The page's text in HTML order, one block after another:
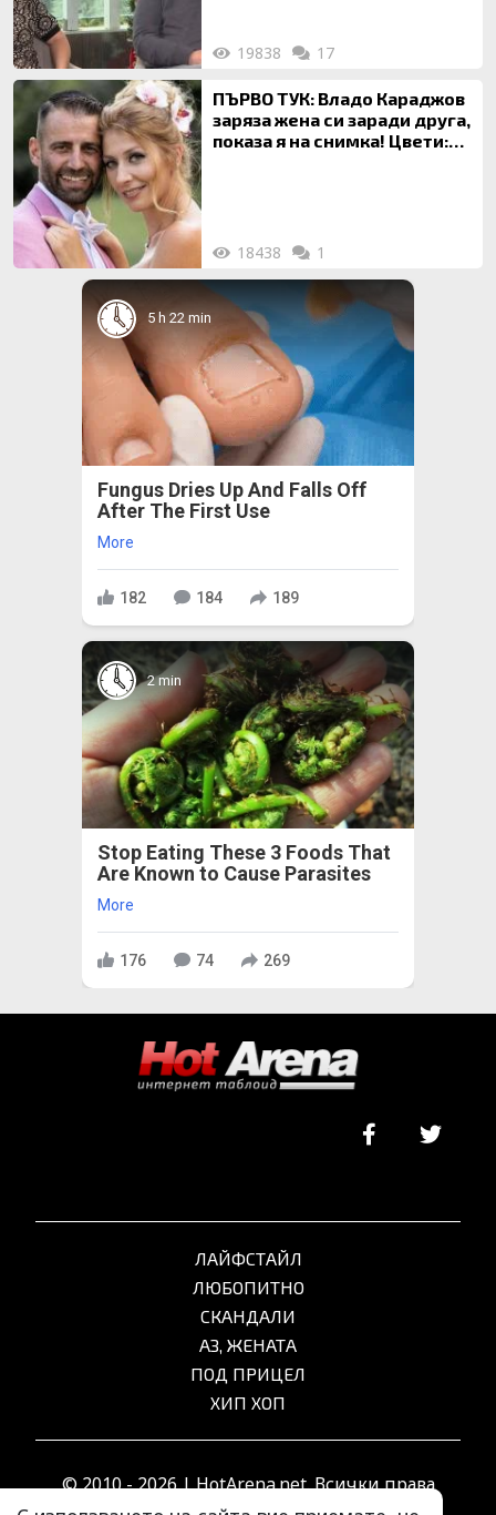
19838 17
ПЪРВО ТУК: Владо Караджов
заряза жена си заради друга,
показа я на снимка! Цвети:
18438 1
5 h 22 min
Fungus Dries Up And Falls Off
After The First Use
More
182 184 189
2 min
Stop Eating These 3 Foods That
Are Known to Cause Parasites
More
176 74 269
ЛАЙФСТАЙЛ
ЛЮБОПИТНО
СКАНДАЛИ
АЗ, ЖЕНАТА
ПОД ПРИЦЕЛ
ХИП ХОП
© 2010 - 2026 | HotArena.net. Всички права
запазени.